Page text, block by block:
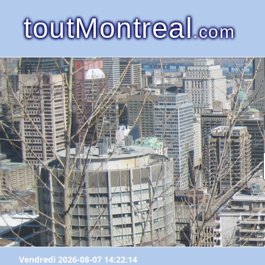
toutMontreal.com
Vendredi 2026-08-07 14:22:14